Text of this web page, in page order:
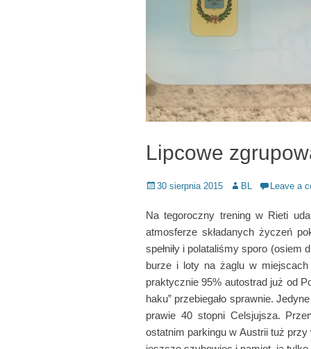
Lipcowe
Posted
30 sierpnia 2015 Author
BL Leave a
Na tegoroczny trening w Rieti
atmosferze składanych życzeń
spełniły i polataliśmy sporo
burze i loty na żaglu w
praktycznie 95% autostrad już od
haku” przebiegało sprawnie.
prawie 40 stopni Celsjujsza.
ostatnim parkingu w Austrii tuż przy